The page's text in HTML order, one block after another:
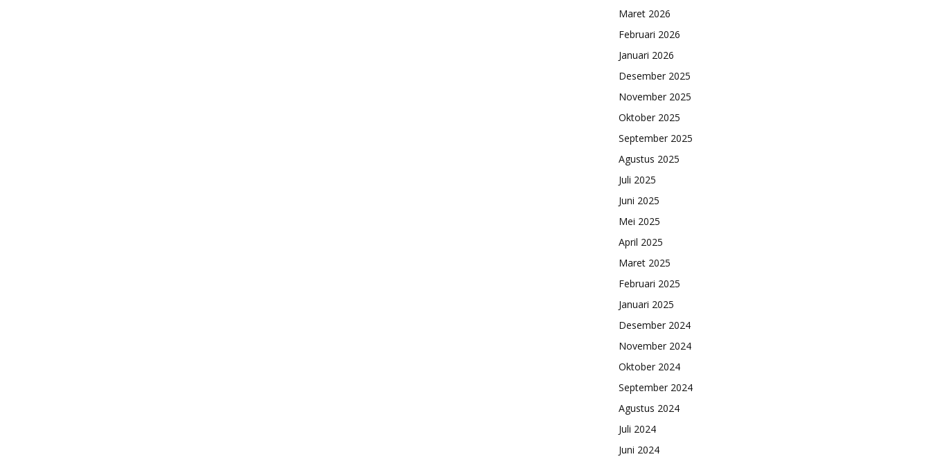
Maret 2026
Februari 2026
Januari 2026
Desember 2025
November 2025
Oktober 2025
September 2025
Agustus 2025
Juli 2025
Juni 2025
Mei 2025
April 2025
Maret 2025
Februari 2025
Januari 2025
Desember 2024
November 2024
Oktober 2024
September 2024
Agustus 2024
Juli 2024
Juni 2024